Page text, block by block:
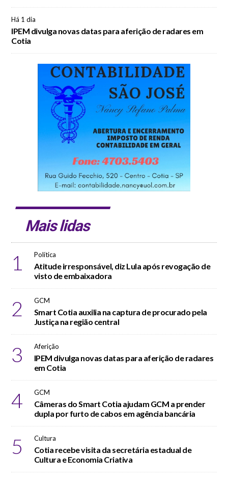
Há 1 dia
IPEM divulga novas datas para aferição de radares em
Cotia
Mais lidas
1 Política
Atitude irresponsável, diz Lula após revogação de
visto de embaixadora
2 GCM
Smart Cotia auxilia na captura de procurado pela
Justiça na região central
3 Aferição
IPEM divulga novas datas para aferição de radares
em Cotia
4 GCM
Câmeras do Smart Cotia ajudam GCM a prender
dupla por furto de cabos em agência bancária
5 Cultura
Cotia recebe visita da secretária estadual de
Cultura e Economia Criativa